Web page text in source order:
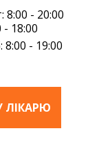
лікарю
уважний.
8:00 - 20:00
- 18:00
8:00 - 19:00